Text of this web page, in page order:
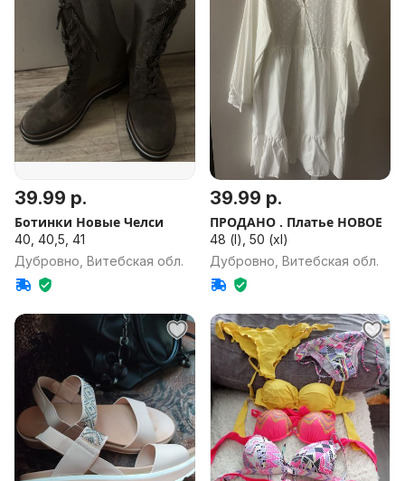
39.99 р.
Ботинки Новые Челси
40, 40,5, 41
Дубровно, Витебская обл.
39.99 р.
ПРОДАНО . Платье НОВОЕ
48 (l), 50 (xl)
Дубровно, Витебская обл.